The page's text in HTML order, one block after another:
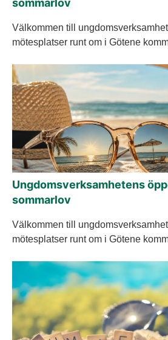
sommarlov
Välkommen till
mötesplatser runt om i Götene
Ungdomsverksamhetens
sommarlov
Välkommen till
mötesplatser runt om i Götene